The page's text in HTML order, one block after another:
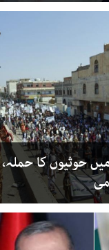
حوثیوں کا